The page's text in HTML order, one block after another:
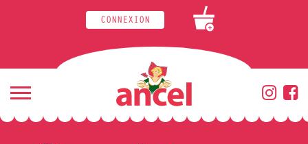
CONNEXION
+